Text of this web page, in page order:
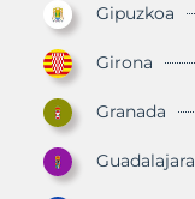
Gipuzkoa
Girona
Granada
Guadalajara